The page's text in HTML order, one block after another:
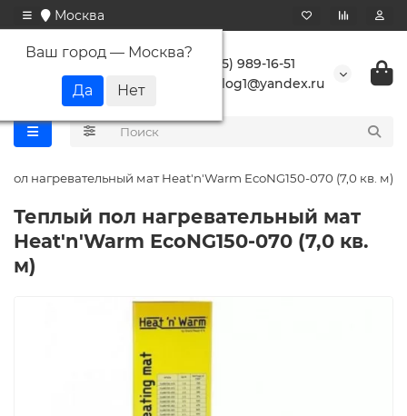
Москва
Ваш город — Москва?
+7 (495) 989-16-51
buranlog1@yandex.ru
пол нагревательный мат Heat'n'Warm EcoNG150-070 (7,0 кв. м)
Теплый пол нагревательный мат
Heat'n'Warm EcoNG150-070 (7,0 кв.
м)